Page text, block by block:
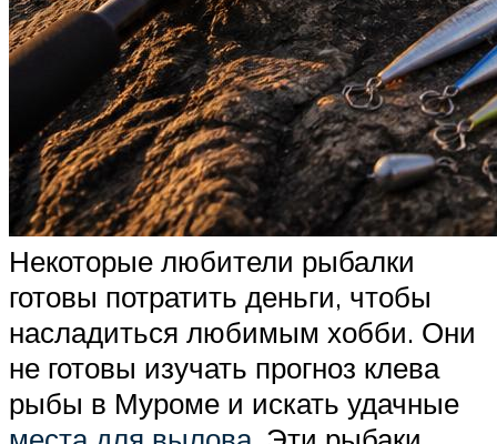
Некоторые любители рыбалки
готовы потратить деньги, чтобы
насладиться любимым хобби. Они
не готовы изучать прогноз клева
рыбы в Муроме и искать удачные